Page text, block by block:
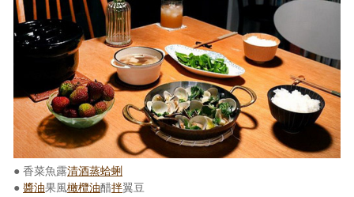
● 香菜魚露清酒蒸蛤蜊
● 醬油果風橄欖油醋拌翼豆